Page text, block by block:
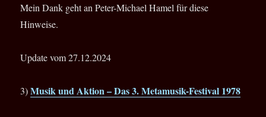
Mein Dank geht an Peter-Michael Hamel für diese
Hinweise.
Update vom 27.12.2024
3)Musik und Aktion – Das 3. Metamusik-Festival 1978